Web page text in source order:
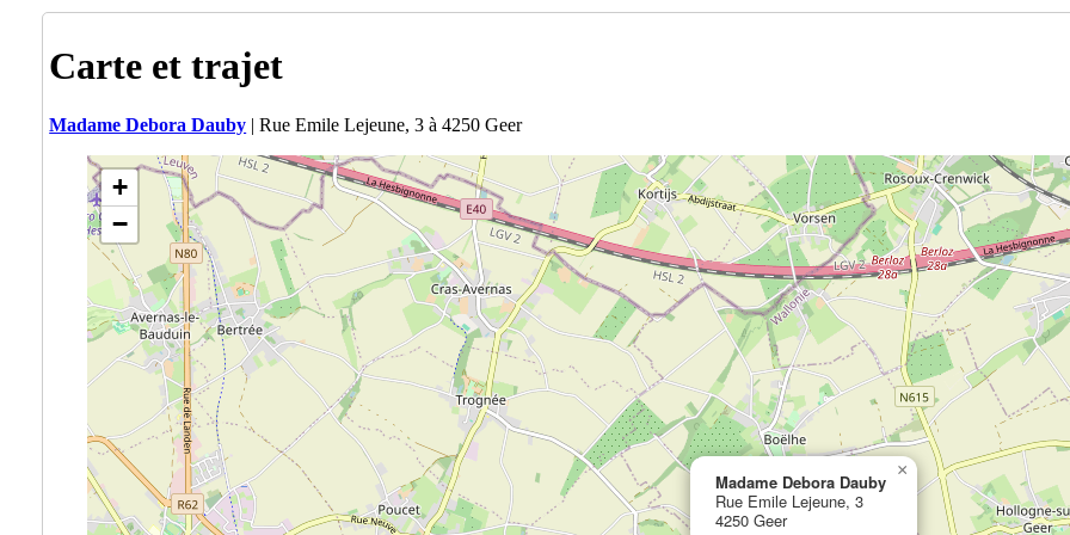
Carte et trajet
Madame Debora Dauby | Rue Emile Lejeune, 3 à 4250 Geer
Madame Debora Dauby
Rue Emile Lejeune, 3
4250 Geer
×
+
−